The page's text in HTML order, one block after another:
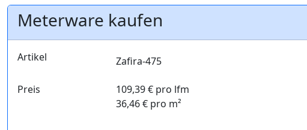
Meterware kaufen
Artikel Zafira-475
Preis
109,39 € pro lfm
36,46 € pro m²